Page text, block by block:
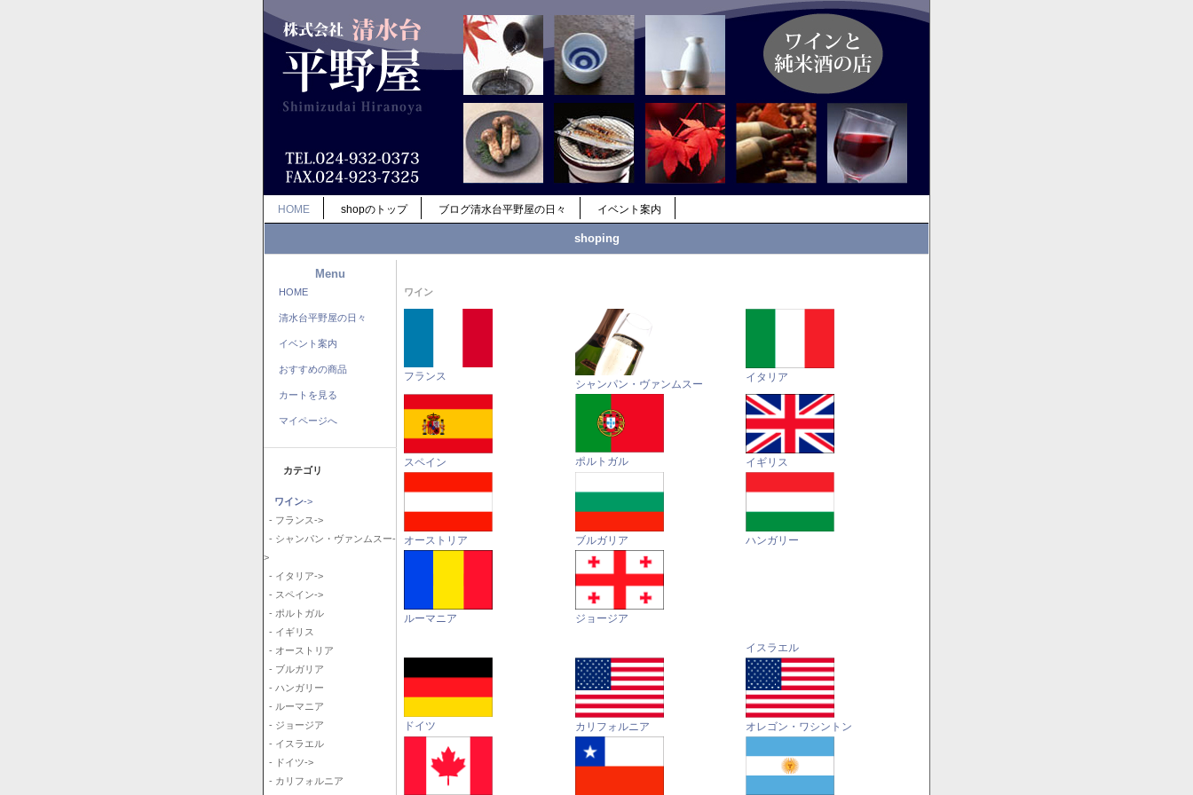
HOME shopのトップ ブログ清水台平野屋の日々 イベント案内
shoping
Menu
HOME
清水台平野屋の日々
イベント案内
おすすめの商品
カートを見る
マイページへ
カテゴリ
ワイン->
- フランス->
- シャンパン・ヴァンムスー-
>
- イタリア->
- スペイン->
- ポルトガル
- イギリス
- オーストリア
- ブルガリア
- ハンガリー
- ルーマニア
- ジョージア
- イスラエル
- ドイツ->
- カリフォルニア
ワイン
フランス
シャンパン・ヴァンムスー
イタリア
スペイン ポルトガル イギリス
オーストリア ブルガリア ハンガリー
ルーマニア ジョージア
イスラエル
ドイツ カリフォルニア オレゴン・ワシントン